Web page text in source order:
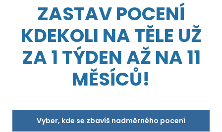
ZASTAV POCENÍ
KDEKOLI NA TĚLE UŽ
ZA 1 TÝDEN AŽ NA 11
MĚSÍCŮ!
Vyber, kde se zbavíš nadměrného pocení